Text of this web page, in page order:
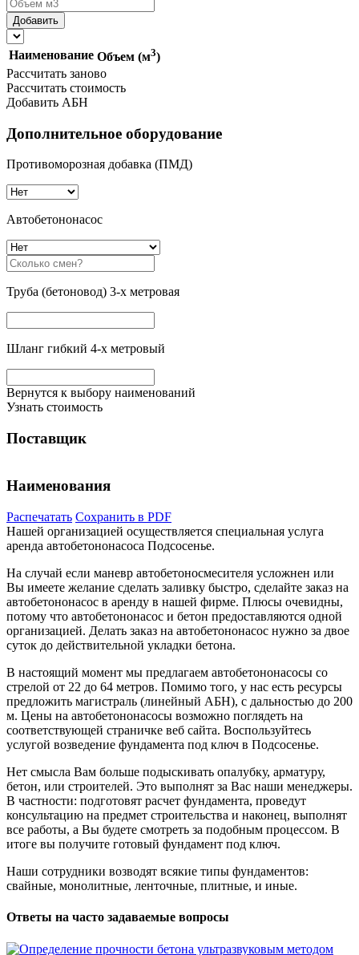
Наименование Объем (м3)
Рассчитать заново
Рассчитать стоимость
Добавить АБН
Дополнительное оборудование
Противоморозная добавка (ПМД)
Автобетононасос
Труба (бетоновод) 3-х метровая
Шланг гибкий 4-х метровый
Вернутся к выбору наименований
Узнать стоимость
Поставщик
Наименования
Распечатать Сохранить в PDF
Нашей организацией осуществляется специальная услуга
аренда автобетононасоса Подсосенье.
На случай если маневр автобетоносмесителя усложнен или
Вы имеете желание сделать заливку быстро, сделайте заказ на
автобетононасос в аренду в нашей фирме. Плюсы очевидны,
потому что автобетононасос и бетон предоставляются одной
организацией. Делать заказ на автобетононасос нужно за двое
суток до действительной укладки бетона.
В настоящий момент мы предлагаем автобетононасосы со
стрелой от 22 до 64 метров. Помимо того, у нас есть ресурсы
предложить магистраль (линейный АБН), с дальностью до 200
м. Цены на автобетононасосы возможно поглядеть на
соответствующей страничке веб сайта. Воспользуйтесь
услугой возведение фундамента под ключ в Подсосенье.
Нет смысла Вам больше подыскивать опалубку, арматуру,
бетон, или строителей. Это выполнят за Вас наши менеджеры.
В частности: подготовят расчет фундамента, проведут
консультацию на предмет строительства и наконец, выполнят
все работы, а Вы будете смотреть за подобным процессом. В
итоге вы получите готовый фундамент под ключ.
Наши сотрудники возводят всякие типы фундаментов:
свайные, монолитные, ленточные, плитные, и иные.
Ответы на часто задаваемые вопросы